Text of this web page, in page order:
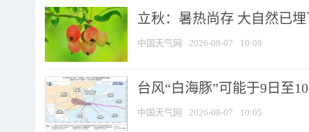
立秋：暑热尚存 大自然已
中国天气网 2026-08-07 10:09
台风“白海豚”可能于9日至
中国天气网 2026-08-07 10:05